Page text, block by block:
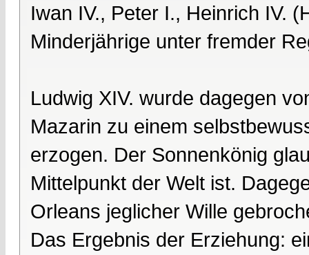
Iwan IV., Peter I., Heinrich IV.
Minderjährige unter fremder
Ludwig XIV. wurde dagegen
Mazarin zu einem
erzogen. Der Sonnenkönig
Mittelpunkt der Welt ist.
Orleans jeglicher Wille
Das Ergebnis der Erziehung: